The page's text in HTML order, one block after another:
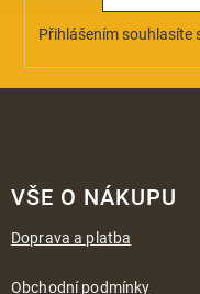
Přihlášením souhlasíte
VŠE O NÁKUPU
Doprava a platba
Obchodní podmínky